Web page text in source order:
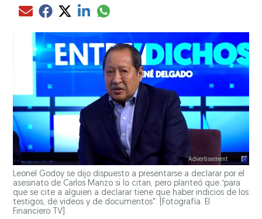
Compartir el artículo actual mediante Email
Compartir el artículo actual mediante Facebook
Compartir el artículo actual mediante Twitter
Compartir el artículo actual mediante LinkedIn
Compartir el artículo actual mediante
Leonel Godoy se dijo dispuesto a presentarse a declarar por el
asesinato de Carlos Manzo si lo citan, pero planteó que “para
que se cite a alguien a declarar tiene que haber indicios de los
testigos, de videos y de documentos". [Fotografía. El
Financiero TV]